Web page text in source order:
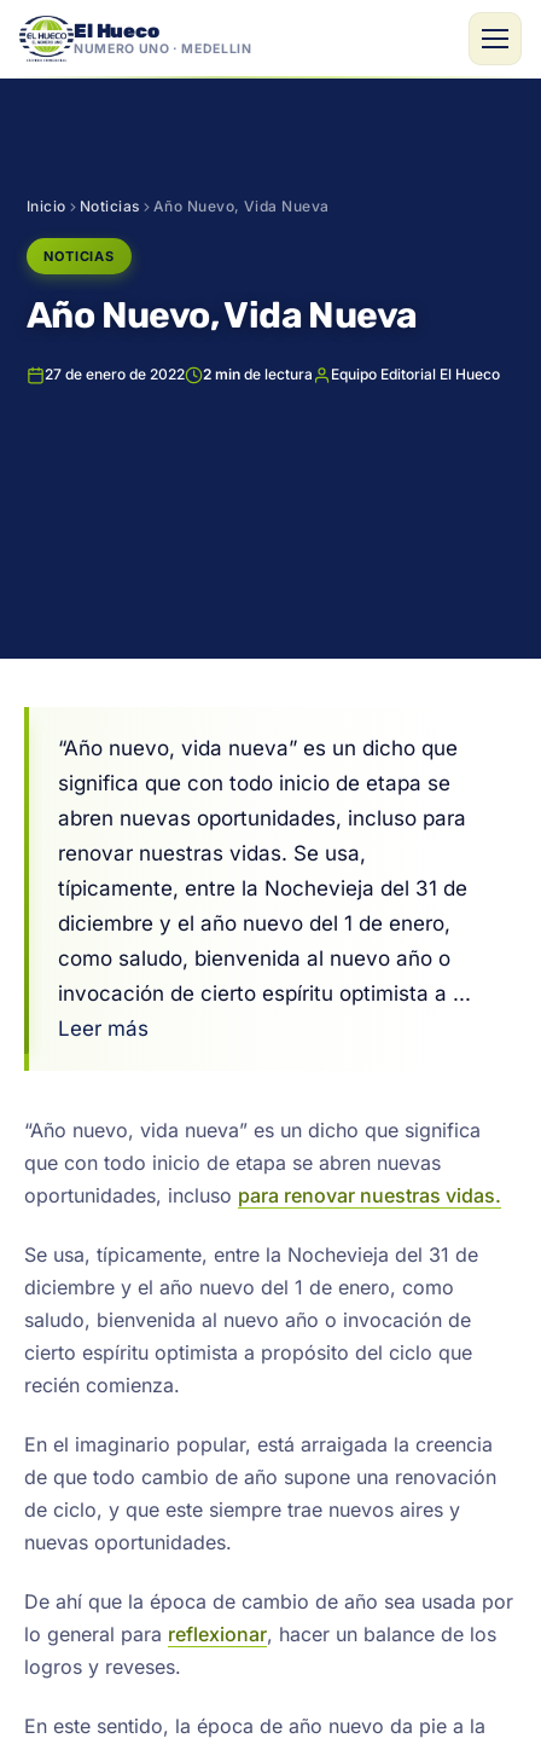
El Hueco
NÚMERO UNO · MEDELLÍN
Inicio Noticias Año Nuevo, Vida Nueva
NOTICIAS
Año Nuevo, Vida Nueva
27 de enero de 2022 2 min de lectura Equipo Editorial El Hueco
“Año nuevo, vida nueva” es un dicho que
significa que con todo inicio de etapa se
abren nuevas oportunidades, incluso para
renovar nuestras vidas. Se usa,
típicamente, entre la Nochevieja del 31 de
diciembre y el año nuevo del 1 de enero,
como saludo, bienvenida al nuevo año o
invocación de cierto espíritu optimista a ...
Leer más
“Año nuevo, vida nueva” es un dicho que significa
que con todo inicio de etapa se abren nuevas
oportunidades, incluso para renovar nuestras vidas.
Se usa, típicamente, entre la Nochevieja del 31 de
diciembre y el año nuevo del 1 de enero, como
saludo, bienvenida al nuevo año o invocación de
cierto espíritu optimista a propósito del ciclo que
recién comienza.
En el imaginario popular, está arraigada la creencia
de que todo cambio de año supone una renovación
de ciclo, y que este siempre trae nuevos aires y
nuevas oportunidades.
De ahí que la época de cambio de año sea usada por
lo general para reflexionar, hacer un balance de los
logros y reveses.
En este sentido, la época de año nuevo da pie a la